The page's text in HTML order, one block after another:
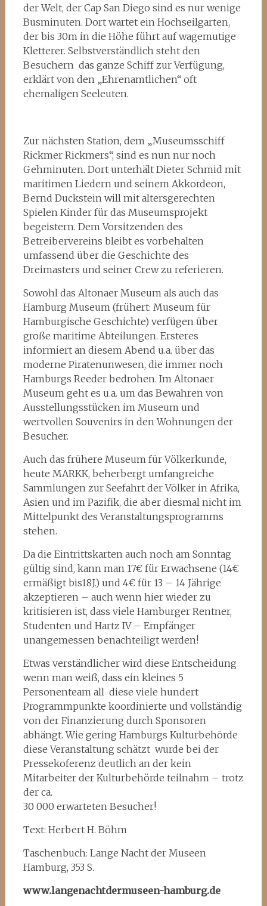
der Welt, der Cap San Diego sind es nur wenige
Busminuten. Dort wartet ein Hochseilgarten,
der bis 30m in die Höhe führt auf wagemutige
Kletterer. Selbstverständlich steht den
Besuchern das ganze Schiff zur Verfügung,
erklärt von den „Ehrenamtlichen“ oft
ehemaligen Seeleuten.
Zur nächsten Station, dem „Museumsschiff
Rickmer Rickmers“, sind es nun nur noch
Gehminuten. Dort unterhält Dieter Schmid mit
maritimen Liedern und seinem Akkordeon,
Bernd Duckstein will mit altersgerechten
Spielen Kinder für das Museumsprojekt
begeistern. Dem Vorsitzenden des
Betreibervereins bleibt es vorbehalten
umfassend über die Geschichte des
Dreimasters und seiner Crew zu referieren.
Sowohl das Altonaer Museum als auch das
Hamburg Museum (frühert: Museum für
Hamburgische Geschichte) verfügen über
große maritime Abteilungen. Ersteres
informiert an diesem Abend u.a. über das
moderne Piratenunwesen, die immer noch
Hamburgs Reeder bedrohen. Im Altonaer
Museum geht es u.a. um das Bewahren von
Ausstellungsstücken im Museum und
wertvollen Souvenirs in den Wohnungen der
Besucher.
Auch das frühere Museum für Völkerkunde,
heute MARKK, beherbergt umfangreiche
Sammlungen zur Seefahrt der Völker in Afrika,
Asien und im Pazifik, die aber diesmal nicht im
Mittelpunkt des Veranstaltungsprogramms
stehen.
Da die Eintrittskarten auch noch am Sonntag
gültig sind, kann man 17€ für Erwachsene (14€
ermäßigt bis18J.) und 4€ für 13 – 14 Jährige
akzeptieren – auch wenn hier wieder zu
kritisieren ist, dass viele Hamburger Rentner,
Studenten und Hartz IV – Empfänger
unangemessen benachteiligt werden!
Etwas verständlicher wird diese Entscheidung
wenn man weiß, dass ein kleines 5
Personenteam all diese viele hundert
Programmpunkte koordinierte und vollständig
von der Finanzierung durch Sponsoren
abhängt. Wie gering Hamburgs Kulturbehörde
diese Veranstaltung schätzt wurde bei der
Pressekoferenz deutlich an der kein
Mitarbeiter der Kulturbehörde teilnahm – trotz
der ca.
30 000 erwarteten Besucher!
Text: Herbert H. Böhm
Taschenbuch: Lange Nacht der Museen
Hamburg, 353 S.
www.langenachtdermuseen-hamburg.de